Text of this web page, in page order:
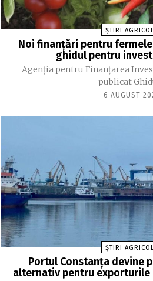
ȘTIRI
Noi finanțări pentru fermele
ghidul pentru
Agenția pentru Finanțarea
publicat
6 AUGUST
ȘTIRI
Portul Constanța devine
alternativ pentru exporturile